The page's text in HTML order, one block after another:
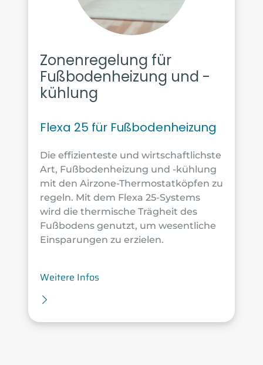
Zonenregelung für
Fußbodenheizung und -
kühlung
Flexa 25 für Fußbodenheizung
Die effizienteste und wirtschaftlichste
Art, Fußbodenheizung und -kühlung
mit den Airzone-Thermostatköpfen zu
regeln. Mit dem Flexa 25-Systems
wird die thermische Trägheit des
Fußbodens genutzt, um wesentliche
Einsparungen zu erzielen.
Weitere Infos